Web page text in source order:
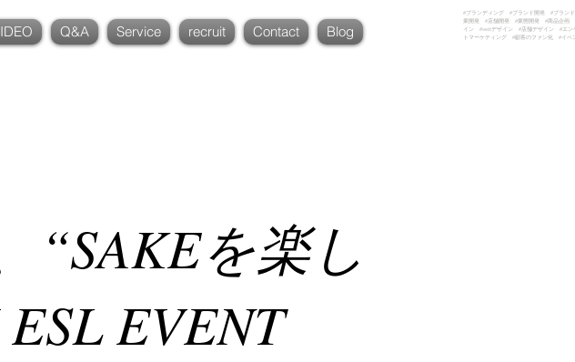
Q&A Service recruit Contact Blog
#ブランディング #ブランド開発 #ブラン
業開発 #店舗開発 #業態開発 #商品企画
イン #webデザイン #店舗デザイン #エン
トマーケティング #顧客のファン化 #イベ
“SAKEを楽し
EVENT